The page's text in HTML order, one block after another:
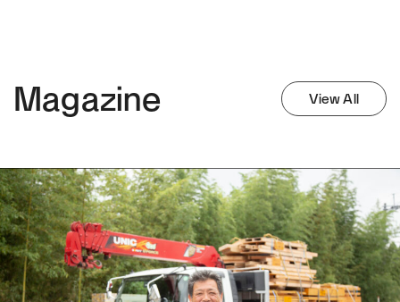
Magazine View All